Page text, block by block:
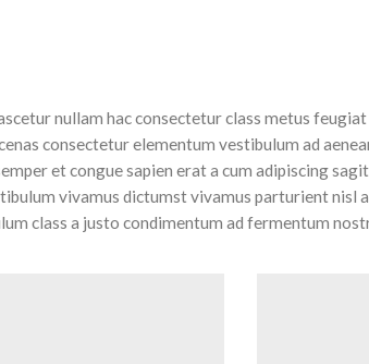
nullam hac consectetur class metus
consectetur elementum vestibulum ad
et congue sapien erat a cum adipiscing
vivamus dictumst vivamus parturient nisl
class a justo condimentum ad fermentum